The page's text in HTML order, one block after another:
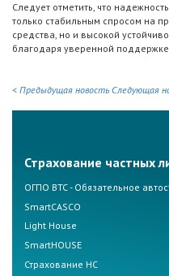
Следует отметить, что
только стабильным спросом на
средства, но и высокой
благодаря уверенной
< Предыдущая новость Следующая
Страхование частных
ОГПО ВТС - Обязательное
SmartCASCO
Light House
SmartHOUSE
Страхование НС